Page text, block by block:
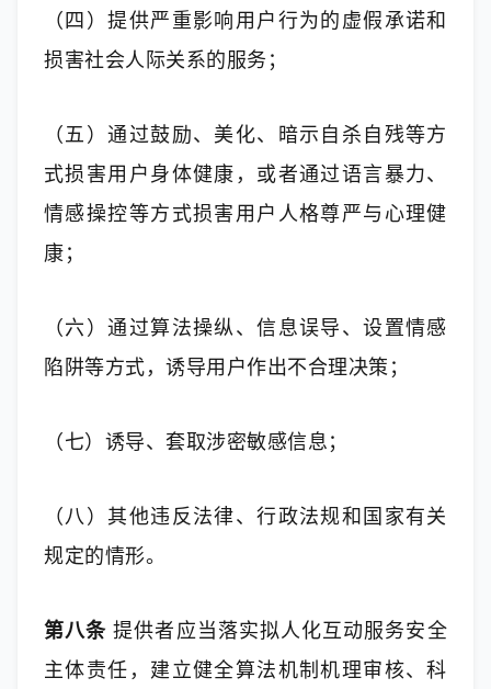
（四）提供严重影响用户行为的虚假承诺和
损害社会人际关系的服务；
（五）通过鼓励、美化、暗示自杀自残等方
式损害用户身体健康，或者通过语言暴力、
情感操控等方式损害用户人格尊严与心理健
康；
（六）通过算法操纵、信息误导、设置情感
陷阱等方式，诱导用户作出不合理决策；
（七）诱导、套取涉密敏感信息；
（八）其他违反法律、行政法规和国家有关
规定的情形。
第八条 提供者应当落实拟人化互动服务安全
主体责任，建立健全算法机制机理审核、科